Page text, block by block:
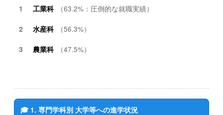
1 工業科 （63.2%：圧倒的な就職実績）
2 水産科 （56.3%）
3 農業科 （47.5%）
🎓 1. 専門学科別 大学等への進学状況